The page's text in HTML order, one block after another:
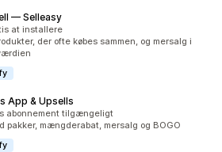
— Selleasy
i altat installere
der ofte købes sammen, og mersalg i
App & Upsells
altabonnement tilgængeligt
pakker, mængderabat, mersalg og BOGO